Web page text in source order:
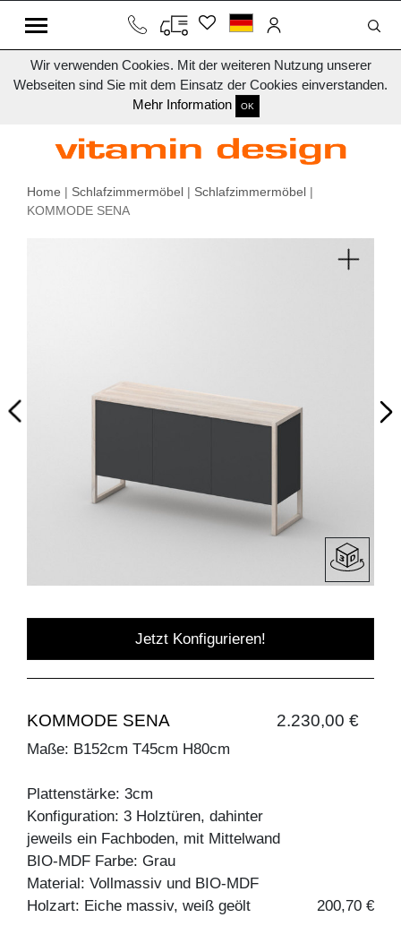
Wir verwenden Cookies. Mit der weiteren Nutzung unserer
Webseiten sind Sie mit dem Einsatz der Cookies einverstanden.
Mehr Information
OK
Home | Schlafzimmermöbel | Schlafzimmermöbel |
KOMMODE SENA
Jetzt Konfigurieren!
KOMMODE SENA 2.230,00 €
Maße: B152cm T45cm H80cm
Plattenstärke: 3cm
Konfiguration: 3 Holztüren, dahinter
jeweils ein Fachboden, mit Mittelwand
BIO-MDF Farbe: Grau
Material: Vollmassiv und BIO-MDF
Holzart: Eiche massiv, weiß geölt
200,70 €